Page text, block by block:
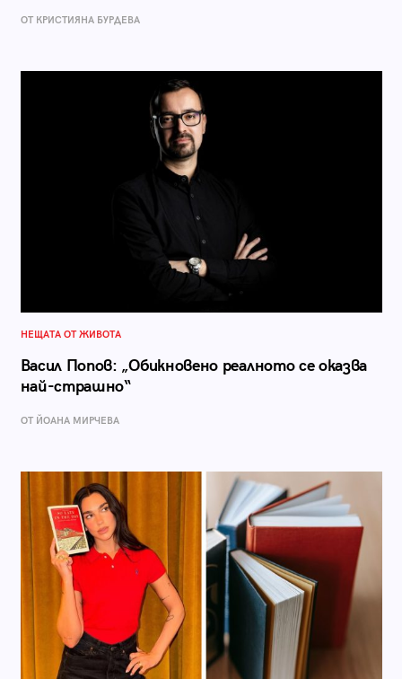
ОТ КРИСТИЯНА БУРДЕВА
НЕЩАТА ОТ ЖИВОТА
Васил Попов: „Обикновено реалното се оказва
най-страшно“
ОТ ЙОАНА МИРЧЕВА